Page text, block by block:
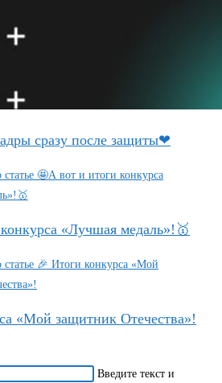
сразу после защиты❤
«Лучшая медаль»!🥇
«Мой защитник Отечества»!
Введите текст и